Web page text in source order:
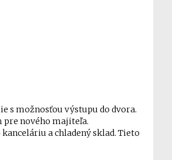
s možnosťou výstupu do dvora.
pre nového majiteľa.
a chladený sklad. Tieto